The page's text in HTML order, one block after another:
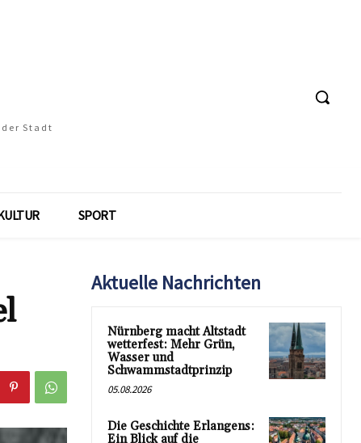
Stadt
SPORT
Aktuelle Nachrichten
Nürnberg macht Altstadt
wetterfest: Mehr Grün,
Wasser und
Schwammstadtprinzip
05.08.2026
Die Geschichte Erlangens:
Ein Blick auf die